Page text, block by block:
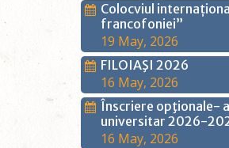
Colocviul
francofoniei”
19 May, 2026
FILOIAŞI 2026
16 May, 2026
Înscriere opţionale-
universitar 2026-
16 May, 2026